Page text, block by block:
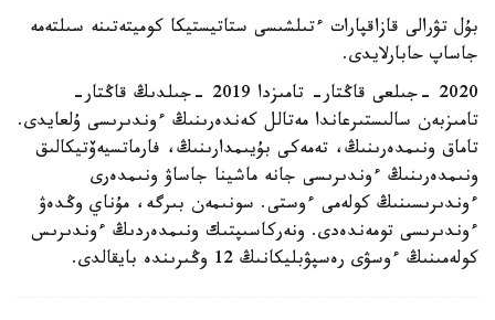
بۇل تۋرالى قازاقپارات ءتىلشىسى ستاتيستيكا كوميتەتىنە سىلتەمە
جاساپ حابارلايدى.
2020 -جىلعى قاڭتار- تامىزدا 2019 -جىلدىڭ قاڭتار-
تامىزبەن سالىستىرعاندا مەتالل كەندەرىنىڭ ءوندىرىسى ۇلعايدى.
تاماق ونىمدەرىنىڭ، تەمەكى بۇيىمدارىنىڭ، فارماتسيەۆتيكالىق
ونىمدەرىنىڭ ءوندىرىسى جانە ماشينا جاساۋ ونىمدەرى
ءوندىرىسىنىڭ كولەمى ءوستى. سونىمەن بىرگە، مۇناي وڭدەۋ
ءوندىرىسى تومەندەدى. ونەركاسىپتىك ونىمدەردىڭ ءوندىرىس
كولەمىنىڭ ءوسۋى رەسپۋبليكانىڭ 12 وڭىرىندە بايقالدى.